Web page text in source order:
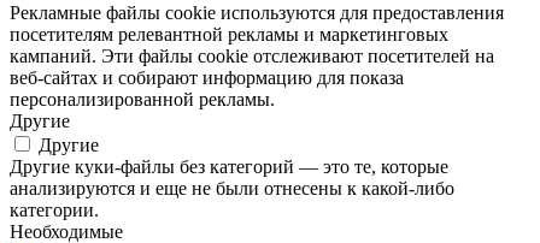
Рекламные файлы cookie используются для предоставления
посетителям релевантной рекламы и маркетинговых
кампаний. Эти файлы cookie отслеживают посетителей на
веб-сайтах и ​​собирают информацию для показа
персонализированной рекламы.
Другие
Другие
Другие куки-файлы без категорий — это те, которые
анализируются и еще не были отнесены к какой-либо
категории.
Необходимые